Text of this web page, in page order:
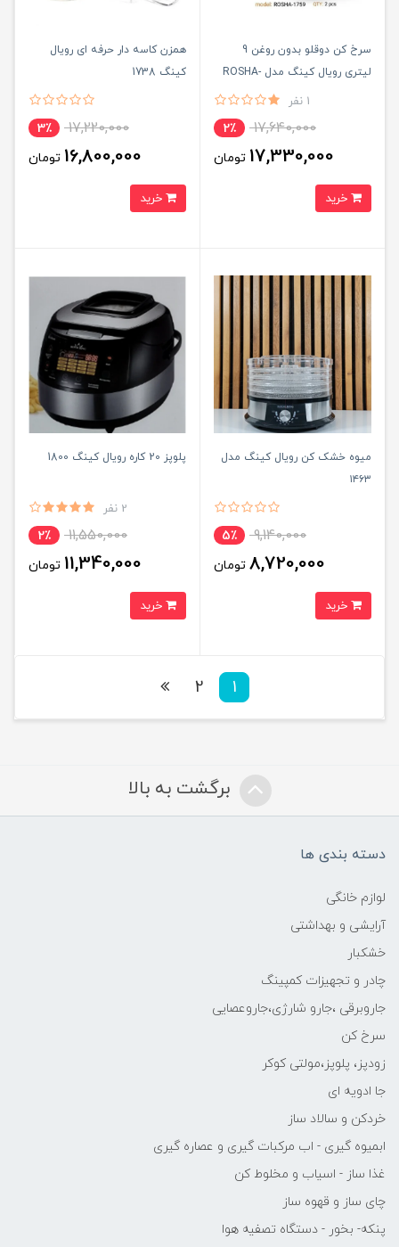
سرخ کن دوقلو بدون روغن 9
لیتری رویال کینگ مدل ROSHA-
1 نفر
17,640,000 2٪
17,330,000 تومان
همزن کاسه دار حرفه ای رویال
کینگ 1738
17,220,000 3٪
16,800,000 تومان
میوه خشک کن رویال کینگ مدل
۱۴۶۳
9,140,000 5٪
8,720,000 تومان
پلوپز 20 کاره رویال کینگ 1800
2 نفر
11,550,000 2٪
11,340,000 تومان
1
2
برگشت به بالا
دسته بندی ها
لوازم خانگی
آرایشی و بهداشتی
خشکبار
چادر و تجهیزات کمپینگ
جاروبرقی ،جارو شارژی،جاروعصایی
سرخ کن
زودپز، پلوپز،مولتی کوکر
جا ادویه ای
خردکن و سالاد ساز
ابمیوه گیری - اب مرکبات گیری و عصاره گیری
غذا ساز - اسیاب و مخلوط کن
چای ساز و قهوه ساز
پنکه- بخور - دستگاه تصفیه هوا